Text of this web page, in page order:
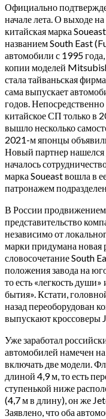
Официально
начале лета. О выходе
китайская марка
названием South East
автомобили с 1995
копии моделей
стала тайваньская
сама выпускает
годов.
китайское СП только в
вышло несколько
2021-м японцы
Новый партнер
началось
марка Soueast вошла в
патронажем
В России продвижением
представительство
независимо от
марки придумана новая
словосочетание South
положения завода на
то есть «легкость
бытия». Кстати,
назад переоборудован
выпускают кроссоверы
Уже заработал
автомобилей намечен
включать две модели.
длиной 4,9 м, то есть
ступенькой ниже
(4,7 м в длину), он же
Заявлено, что оба